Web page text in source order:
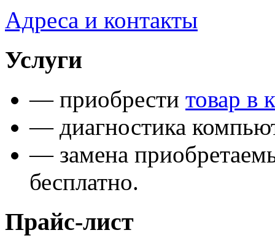
Адреса и контакты
Услуги
— приобрести товар в
— диагностика
— замена
бесплатно.
Прайс-лист